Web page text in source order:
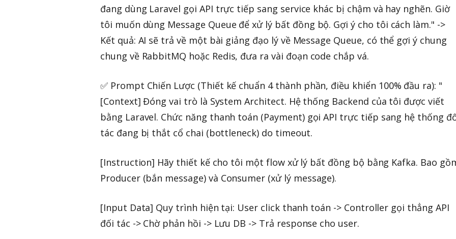
đang dùng Laravel gọi API trực tiếp sang service khác bị chậm và hay nghẽn. Giờ
tôi muốn dùng Message Queue để xử lý bất đồng bộ. Gợi ý cho tôi cách làm." ->
Kết quả: AI sẽ trả về một bài giảng đạo lý về Message Queue, có thể gợi ý chung
chung về RabbitMQ hoặc Redis, đưa ra vài đoạn code chắp vá.
✅ Prompt Chiến Lược (Thiết kế chuẩn 4 thành phần, điều khiển 100% đầu ra): "
[Context] Đóng vai trò là System Architect. Hệ thống Backend của tôi được viết
bằng Laravel. Chức năng thanh toán (Payment) gọi API trực tiếp sang hệ thống
tác đang bị thắt cổ chai (bottleneck) do timeout.
[Instruction] Hãy thiết kế cho tôi một flow xử lý bất đồng bộ bằng Kafka. Bao
Producer (bắn message) và Consumer (xử lý message).
[Input Data] Quy trình hiện tại: User click thanh toán -> Controller gọi thẳng API
đối tác -> Chờ phản hồi -> Lưu DB -> Trả response cho user.